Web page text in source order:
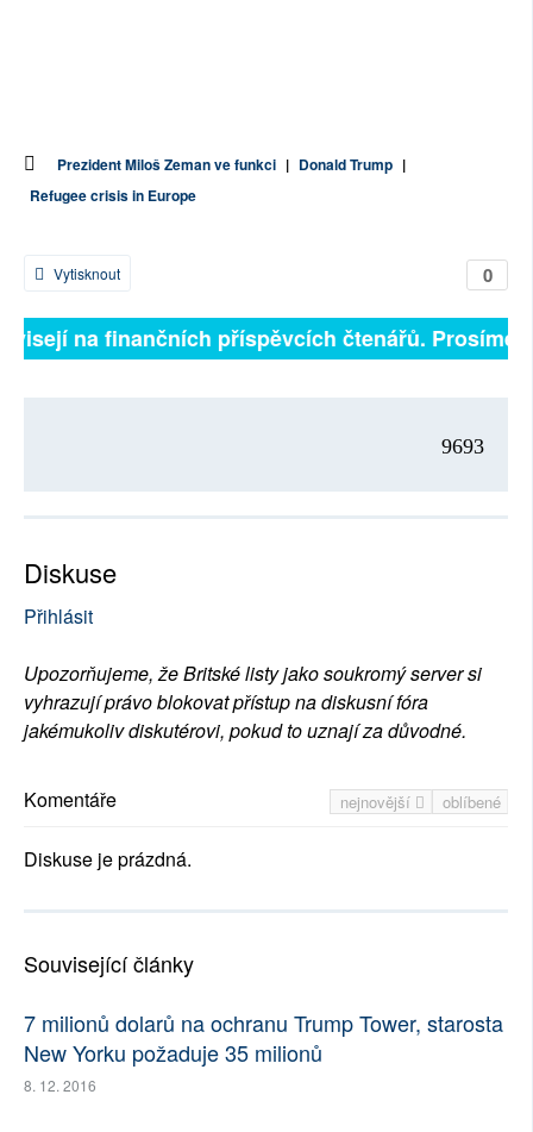
Prezident Miloš Zeman ve funkci | Donald Trump |
Refugee crisis in Europe
0
Vytisknout
na finančních příspěvcích čtenářů. Prosíme,
9693
Diskuse
Přihlásit
Upozorňujeme, že Britské listy jako soukromý server si
vyhrazují právo blokovat přístup na diskusní fóra
jakémukoliv diskutérovi, pokud to uznají za důvodné.
nejnovější oblíbené
Komentáře
Diskuse je prázdná.
Související články
7 milionů dolarů na ochranu Trump Tower, starosta
New Yorku požaduje 35 milionů
8. 12. 2016